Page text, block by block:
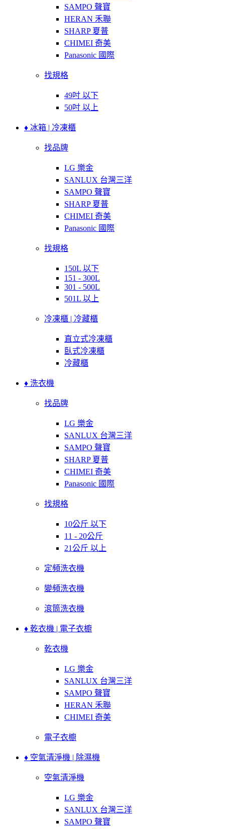
SAMPO 聲寶
HERAN 禾聯
SHARP 夏普
CHIMEI 奇美
Panasonic 國際
找規格
49吋 以下
50吋 以上
♦ 冰箱 | 冷凍櫃
找品牌
LG 樂金
SANLUX 台灣三洋
SAMPO 聲寶
SHARP 夏普
CHIMEI 奇美
Panasonic 國際
找規格
150L 以下
151 - 300L
301 - 500L
501L 以上
冷凍櫃 | 冷藏櫃
直立式冷凍櫃
臥式冷凍櫃
冷藏櫃
♦ 洗衣機
找品牌
LG 樂金
SANLUX 台灣三洋
SAMPO 聲寶
SHARP 夏普
CHIMEI 奇美
Panasonic 國際
找規格
10公斤 以下
11 - 20公斤
21公斤 以上
定頻洗衣機
變頻洗衣機
滾筒洗衣機
♦ 乾衣機 | 電子衣櫥
乾衣機
LG 樂金
SANLUX 台灣三洋
SAMPO 聲寶
HERAN 禾聯
CHIMEI 奇美
電子衣櫥
♦ 空氣清淨機 | 除濕機
空氣清淨機
LG 樂金
SANLUX 台灣三洋
SAMPO 聲寶